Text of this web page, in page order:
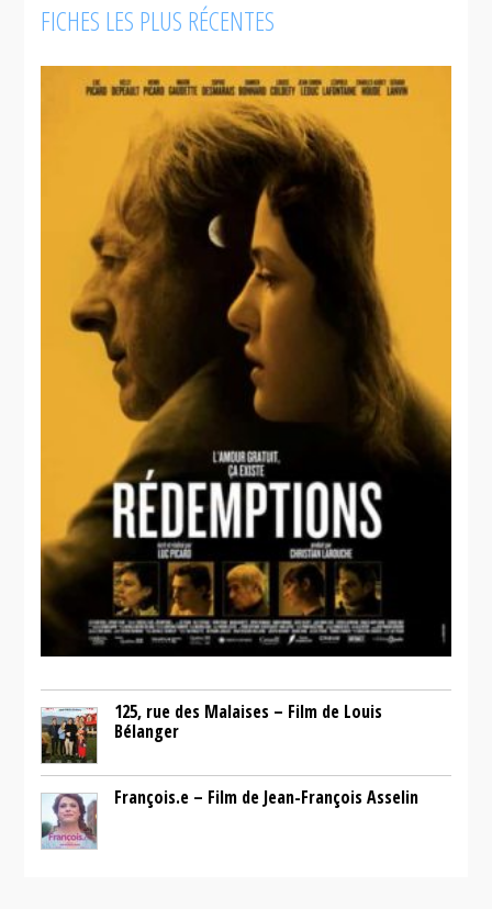
FICHES LES PLUS RÉCENTES
125, rue des Malaises – Film de Louis
Bélanger
François.e – Film de Jean-François Asselin